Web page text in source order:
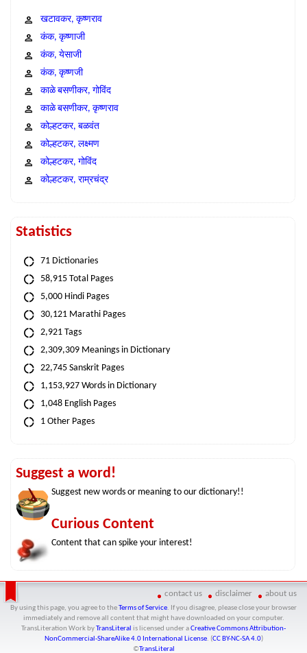
खटावकर, कृष्णराव
कंक, कृष्णाजी
कंक, येसाजी
कंक, कृष्णजी
काळे बसणीकर, गोविंद
काळे बसणीकर, कृष्णराव
कोल्हटकर, बळवंत
कोल्हटकर, लक्ष्मण
कोल्हटकर, गोविंद
कोल्हटकर, राम्रचंद्र
Statistics
71 Dictionaries
58,915 Total Pages
5,000 Hindi Pages
30,121 Marathi Pages
2,921 Tags
2,309,309 Meanings in Dictionary
22,745 Sanskrit Pages
1,153,927 Words in Dictionary
1,048 English Pages
1 Other Pages
Suggest a word!
Suggest new words or meaning to our dictionary!!
Curious Content
Content that can spike your interest!
contact us disclaimer about us
By using this page, you agree to the Terms of Service. If you disagree, please close your browser
immediately and remove all content that might have downloaded on your computer.
TransLiteration Workby TransLiteral is licensed under aCreative Commons Attribution-
NonCommercial-ShareAlike 4.0 International License. (CC BY-NC-SA 4.0)
©TransLiteral